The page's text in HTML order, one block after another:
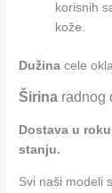
korisnih
kože.
Dužina cele
Širina radnog
Dostava u
stanju.
Svi naši modeli